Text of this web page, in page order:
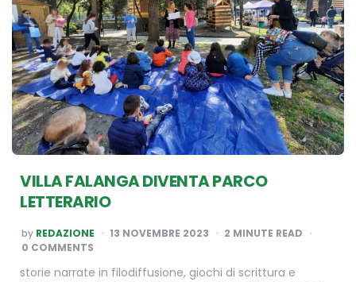
VILLA FALANGA DIVENTA PARCO
LETTERARIO
POSTED
BY
by REDAZIONE 13 NOVEMBRE 2023 2 MINUTE READ
0 COMMENTS
storie narrate in filodiffusione, giochi di scrittura e